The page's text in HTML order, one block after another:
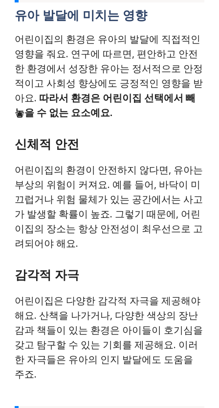
유아 발달에 미치는 영향
어린이집의 환경은 유아의 발달에 직접적인
영향을 줘요. 연구에 따르면, 편안하고 안전
한 환경에서 성장한 유아는 정서적으로 안정
적이고 사회성 향상에도 긍정적인 영향을 받
아요. 따라서 환경은 어린이집 선택에서 빼
놓을 수 없는 요소예요.
신체적 안전
어린이집의 환경이 안전하지 않다면, 유아는
부상의 위험이 커져요. 예를 들어, 바닥이 미
끄럽거나 위험 물체가 있는 공간에서는 사고
가 발생할 확률이 높죠. 그렇기 때문에, 어린
이집의 장소는 항상 안전성이 최우선으로 고
려되어야 해요.
감각적 자극
어린이집은 다양한 감각적 자극을 제공해야
해요. 산책을 나가거나, 다양한 색상의 장난
감과 책들이 있는 환경은 아이들이 호기심을
갖고 탐구할 수 있는 기회를 제공해요. 이러
한 자극들은 유아의 인지 발달에도 도움을
주죠.